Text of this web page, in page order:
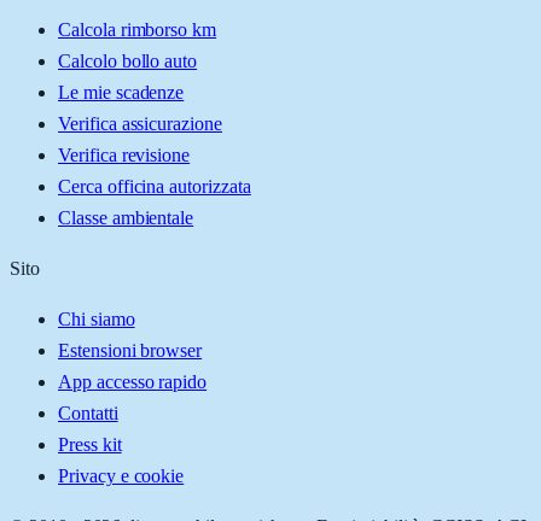
Calcola rimborso km
Calcolo bollo auto
Le mie scadenze
Verifica assicurazione
Verifica revisione
Cerca officina autorizzata
Classe ambientale
Sito
Chi siamo
Estensioni browser
App accesso rapido
Contatti
Press kit
Privacy e cookie